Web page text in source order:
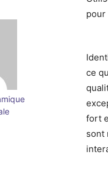
pour
ce
fort
sont